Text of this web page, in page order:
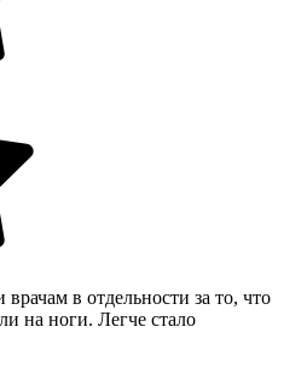
в отдельности за то, что
на ноги. Легче стало